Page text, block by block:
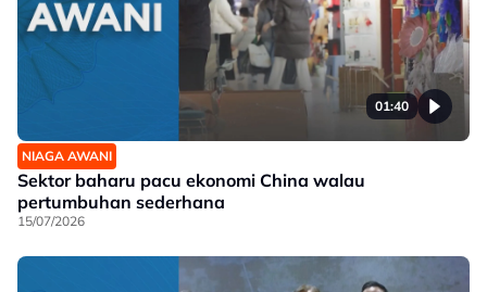
01:40
NIAGA AWANI
Sektor baharu pacu ekonomi China walau
pertumbuhan sederhana
15/07/2026